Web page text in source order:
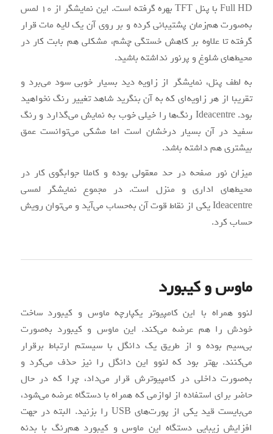
Full HD با پنل TFT بهره گرفته است. این نمایشگر از ۱۰ لمس
به‌صورت هم‌زمان پشتیبانی کرده و بر روی آن یک لایه مات قرار
گرفته تا علاوه بر کاهش خستگی چشم، مشکلی هم بابت کار در
محیط‌های شلوغ و پرنور نداشته باشید.
به لطف پنل، نمایشگر از زاویه دید بسیار خوبی سود می‌برد و
تقریبا از هر زاویه‌ای که به آن بنگرید شاهد تغییر رنگ نخواهید
بود. Ideacentre رنگ‌ها را خیلی خوب به نمایش می‌گذارد و رنگ
سفید در آن بسیار درخشان است اما مشکی می‌توانست عمق
بیشتری هم داشته باشد.
میزان نور صفحه در حد معقولی بوده و کاملا جوابگوی کار در
محیط‌های اداری و منزل است. در مجموع نمایشگر لمسی
Ideacentre یکی از نقاط قوت آن به‌حساب می‌آید و می‌توان رویش
حساب کرد.
ماوس و کیبورد
لنوو همراه با این کامپیوتر یکپارچه ماوس و کیبورد ساخت
خودش را هم عرضه می‌کند. این ماوس و کیبورد به‌صورت
بی‌سیم بوده و از طریق یک دانگل با سیستم ارتباط برقرار
می‌کنند. بهتر بود که لنوو این دانگل را نیز حذف می‌کرد و
به‌صورت داخلی در کامپیوترش قرار می‌داد، چرا که در حال
حاضر برای استفاده از لوازمی که همراه با دستگاه عرضه می‌شود،
می‌بایست قید یکی از پورت‌های USB را بزنید. البته در جهت
افزایش زیبایی دستگاه این ماوس و کیبورد هم‌رنگ با بدنه